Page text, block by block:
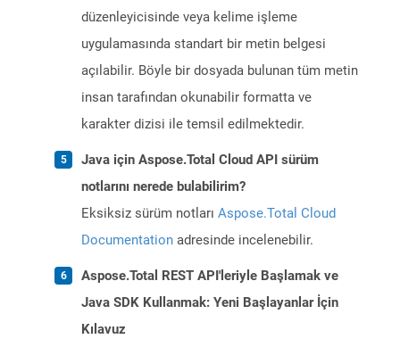
düzenleyicisinde veya kelime işleme
uygulamasında standart bir metin belgesi
açılabilir. Böyle bir dosyada bulunan tüm metin
insan tarafından okunabilir formatta ve
karakter dizisi ile temsil edilmektedir.
Java için Aspose.Total Cloud API sürüm
notlarını nerede bulabilirim?
Eksiksiz sürüm notları Aspose.Total Cloud
Documentation adresinde incelenebilir.
Aspose.Total REST API'leriyle Başlamak ve
Java SDK Kullanmak: Yeni Başlayanlar İçin
Kılavuz